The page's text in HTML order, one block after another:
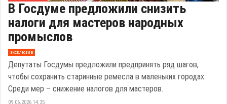
В Госдуме предложили снизить
налоги для мастеров народных
промыслов
эксклюзив
Депутаты Госдумы предложили предпринять ряд шагов,
чтобы сохранить старинные ремесла в маленьких городах.
Среди мер – снижение налогов для мастеров.
09.06.2026 14:35